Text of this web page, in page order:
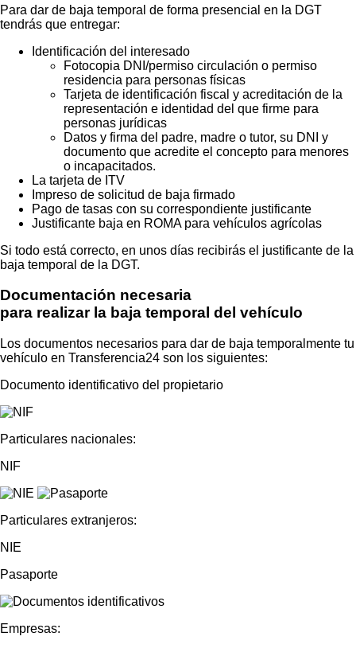
Para dar de baja temporal de forma presencial en la DGT
tendrás que entregar:
Identificación del interesado
Fotocopia DNI/permiso circulación o permiso
residencia para personas físicas
Tarjeta de identificación fiscal y acreditación de la
representación e identidad del que firme para
personas jurídicas
Datos y firma del padre, madre o tutor, su DNI y
documento que acredite el concepto para menores
o incapacitados.
La tarjeta de ITV
Impreso de solicitud de baja firmado
Pago de tasas con su correspondiente justificante
Justificante baja en ROMA para vehículos agrícolas
Si todo está correcto, en unos días recibirás el justificante de la
baja temporal de la DGT.
Documentación necesaria
para realizar la baja temporal del vehículo
Los documentos necesarios para dar de baja temporalmente tu
vehículo en Transferencia24 son los siguientes:
Documento identificativo del propietario
Particulares nacionales:
NIF
Particulares extranjeros:
NIE
Pasaporte
Empresas: